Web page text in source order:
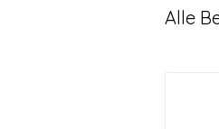
Alle